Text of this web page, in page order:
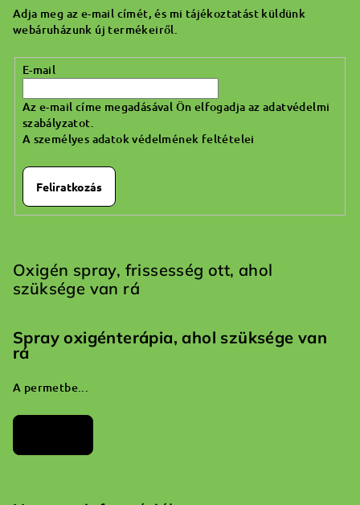
Adja meg az e-mail címét, és mi tájékoztatást küldünk
webáruházunk új termékeiről.
E-mail
Az e-mail címe megadásával Ön elfogadja az adatvédelmi
szabályzatot.
A személyes adatok védelmének feltételei
Feliratkozás
Oxigén spray, frissesség ott, ahol
szüksége van rá
Spray oxigénterápia, ahol szüksége van
rá
A permetbe...